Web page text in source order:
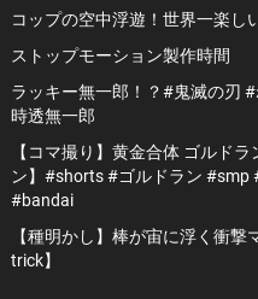
コップの空中浮遊！世界一楽し
ストップモーション製作時間
ラッキー無一郎！？#鬼滅の刃
時透無一郎
【コマ撮り】黄金合体 ゴルド
ン】#shorts #ゴルドラン
#bandai
【種明かし】棒が宙に浮く衝
trick】